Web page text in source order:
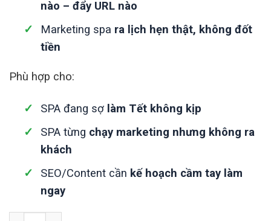
nào – đẩy URL nào
Marketing spa ra lịch hẹn thật, không đốt
tiền
Phù hợp cho:
SPA đang sợ làm Tết không kịp
SPA từng chạy marketing nhưng không ra
khách
SEO/Content cần kế hoạch cầm tay làm
ngay